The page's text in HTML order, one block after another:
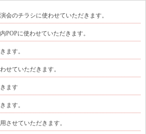
会のチラシに使わせていただきます。
POPに使わせていただきます。
ます。
せていただきます。
ます
ます。
させていただきます。